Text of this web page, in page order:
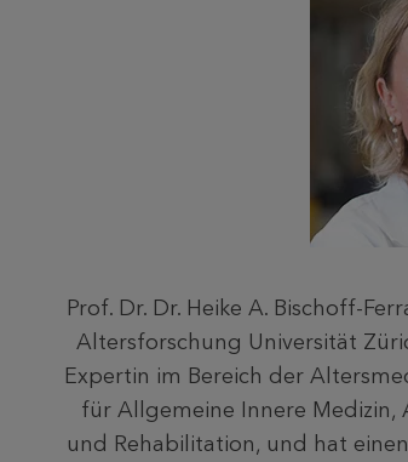
Prof. Dr. Dr. Heike A. Bischoff-
Altersforschung Universität
Expertin im Bereich der
für Allgemeine Innere Medizin,
und Rehabilitation, und hat